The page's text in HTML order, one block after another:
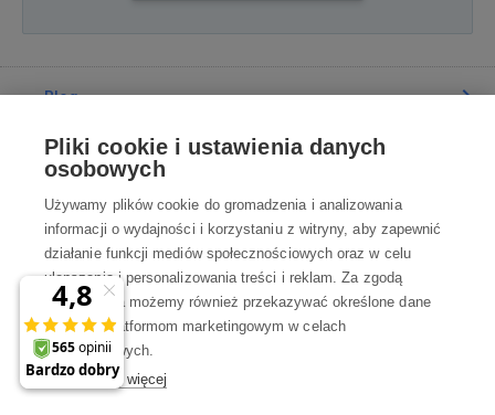
Blog
Poradnia
Wszystko o zakupach
Kontakt
Skontaktuj się z Nami
Pliki cookie i ustawienia danych
osobowych
Używamy plików cookie do gromadzenia i analizowania
informacji o wydajności i korzystaniu z witryny, aby zapewnić
działanie funkcji mediów społecznościowych oraz w celu
ulepszania i personalizowania treści i reklam. Za zgodą
użytkownika możemy również przekazywać określone dane
osobowe platformom marketingowym w celach
marketingowych.
Dowiedz się więcej